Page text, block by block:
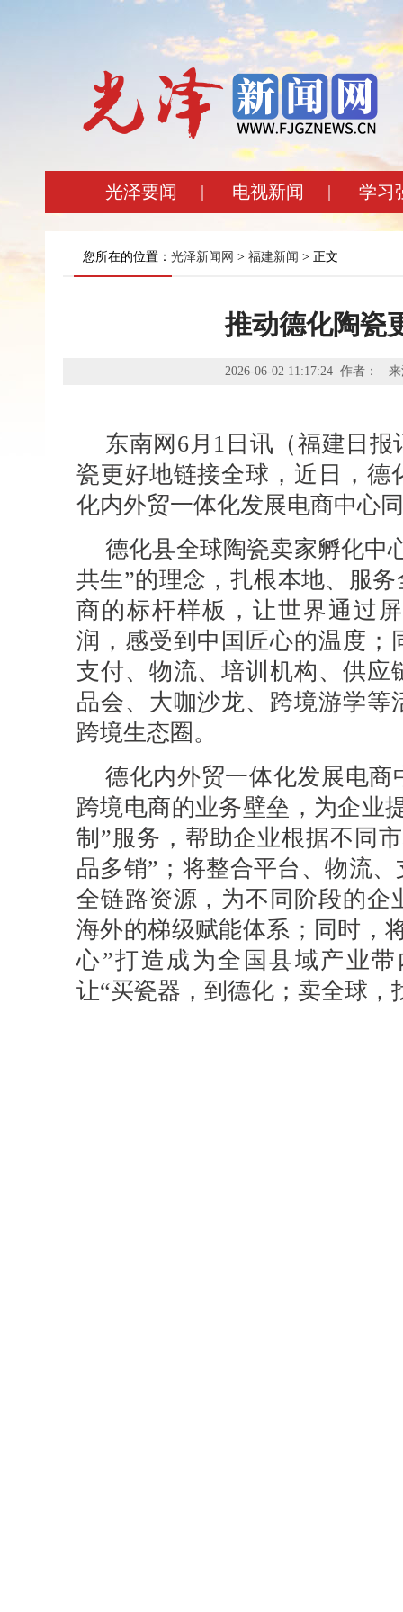
光泽要闻 | 电视新闻 | 学习
您所在的位置： 光泽新闻网 > 福建新闻 > 正文
推动德化陶瓷
2026-06-02 11:17:24 作者：
东南网6月1日讯（福建日
瓷更好地链接全球，近日，德
化内外贸一体化发展电商中心
德化县全球陶瓷卖家孵化中
共生”的理念，扎根本地、服
商的标杆样板，让世界通过
润，感受到中国匠心的温度；
支付、物流、培训机构、供
品会、大咖沙龙、跨境游学
跨境生态圈。
德化内外贸一体化发展电
跨境电商的业务壁垒，为企业
制”服务，帮助企业根据不同
品多销”；将整合平台、物流
全链路资源，为不同阶段的企
海外的梯级赋能体系；同时，
心”打造成为全国县域产业
让“买瓷器，到德化；卖全球，